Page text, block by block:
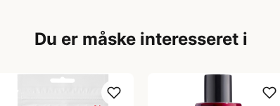
Du er måske interesseret i